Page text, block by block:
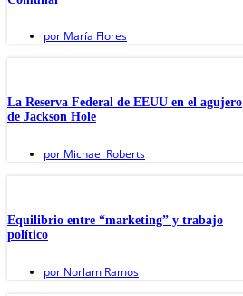
por María Flores
La Reserva Federal de EEUU en el agujero
de Jackson Hole
por Michael Roberts
Equilibrio entre “marketing” y trabajo
político
por Norlam Ramos